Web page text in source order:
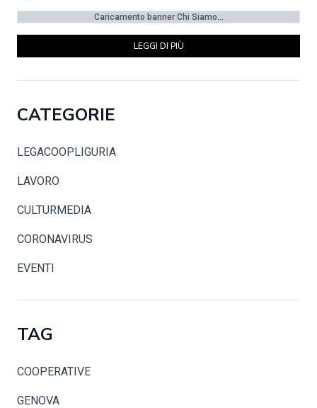
Caricamento banner Chi Siamo...
LEGGI DI PIÙ
CATEGORIE
LEGACOOPLIGURIA
LAVORO
CULTURMEDIA
CORONAVIRUS
EVENTI
TAG
COOPERATIVE
GENOVA